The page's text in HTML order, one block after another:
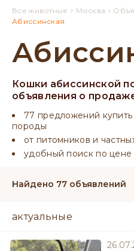
Все животные › Москва ›
Абиссинская
Кошки абиссинской
объявления о
77 предложений
породы
от питомников и
удобный поиск по цене
Найдено 77 объявлений